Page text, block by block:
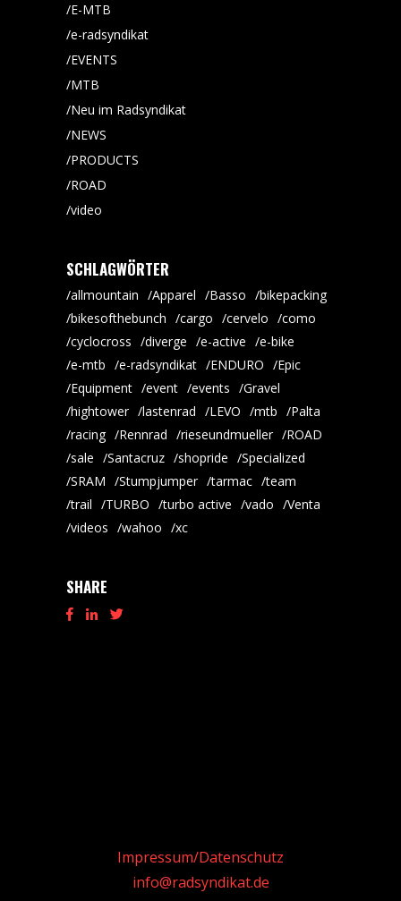
E-MTB
e-radsyndikat
EVENTS
MTB
Neu im Radsyndikat
NEWS
PRODUCTS
ROAD
video
SCHLAGWÖRTER
allmountain Apparel Basso
bikepacking
bikesofthebunch
cargo cervelo
como
cyclocross
diverge e-active
e-bike
e-mtb
e-radsyndikat ENDURO
Epic
Equipment
event events
Gravel
hightower
lastenrad LEVO mtb
Palta
racing
Rennrad rieseundmueller
ROAD
sale
Santacruz shopride
Specialized
SRAM
Stumpjumper tarmac
team
trail
TURBO turbo active vado
Venta
videos
wahoo xc
SHARE
Impressum/Datenschutz
info@radsyndikat.de